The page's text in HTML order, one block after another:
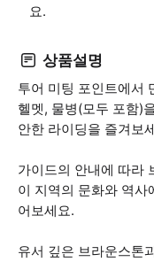
요.
상품설명
투어 미팅 포인트에서
헬멧, 물병(모두 포함)
안한 라이딩을 즐겨보
가이드의 안내에 따라
이 지역의 문화와 역사
어보세요.
유서 깊은 브라운스톤